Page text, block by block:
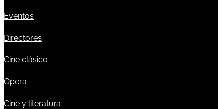
Eventos
Directores
Cine clásico
Ópera
Cine y literatura